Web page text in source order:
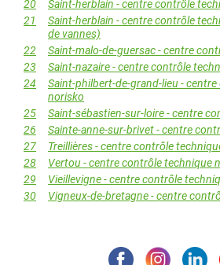
20
Saint-herblain - centre contrôle
21
Saint-herblain - centre contrôle
de vannes)
22
Saint-malo-de-guersac - centre
23
Saint-nazaire - centre contrôle
24
Saint-philbert-de-grand-lieu -
norisko
25
Saint-sébastien-sur-loire - centre
26
Sainte-anne-sur-brivet - centre
27
Treillières - centre contrôle
28
Vertou - centre contrôle technique
29
Vieillevigne - centre contrôle
30
Vigneux-de-bretagne - centre